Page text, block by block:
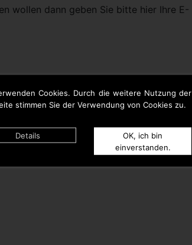
Cookies. Durch die weitere Nutzung der
stimmen Sie der Verwendung von Cookies zu.
Details
OK, ich bin
einverstanden.
wollen dann geben Sie bitte hier Ihre E-
wollen dann geben Sie bitte hier